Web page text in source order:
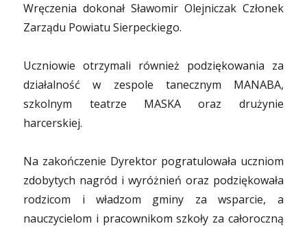
Wręczenia dokonał Sławomir Olejniczak Członek
Zarządu Powiatu Sierpeckiego.
Uczniowie otrzymali również podziękowania za
działalność w zespole tanecznym MANABA,
szkolnym teatrze MASKA oraz drużynie
harcerskiej.
Na zakończenie Dyrektor pogratulowała uczniom
zdobytych nagród i wyróżnień oraz podziękowała
rodzicom i władzom gminy za wsparcie, a
nauczycielom i pracownikom szkoły za całoroczną